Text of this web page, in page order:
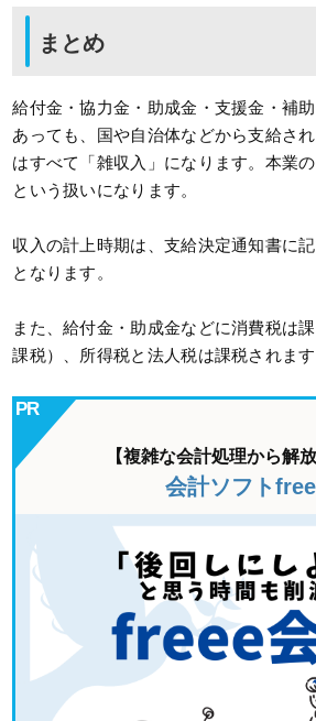
まとめ
給付金・協力金・助成金・支援金・補
あっても、国や自治体などから支給さ
はすべて「雑収入」になります。本業
という扱いになります。
収入の計上時期は、支給決定通知書に
となります。
また、給付金・助成金などに消費税は
課税）、所得税と法人税は課税されます
【複雑な会計処理から解
会計ソフト